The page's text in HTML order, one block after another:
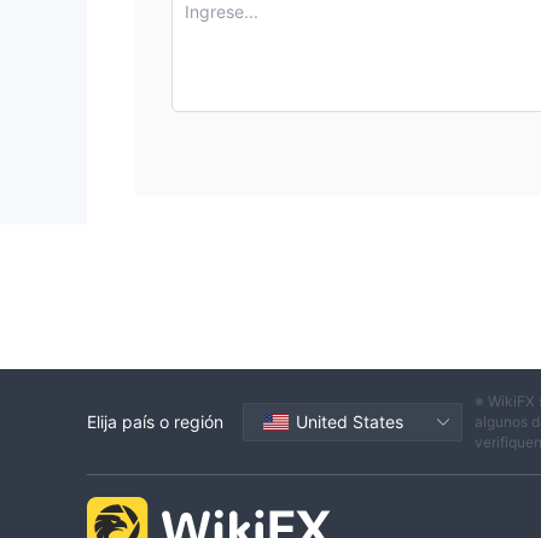
Opciones de activos diversos:
Spreads competitivos:La plataforma ofrece
Falta de recursos educativos completos:
capacidad de los nuevos usuarios para aprender
puede llevar a dificultades para navegar por el
Ingrese...
Elija país o región United States
※
algunos